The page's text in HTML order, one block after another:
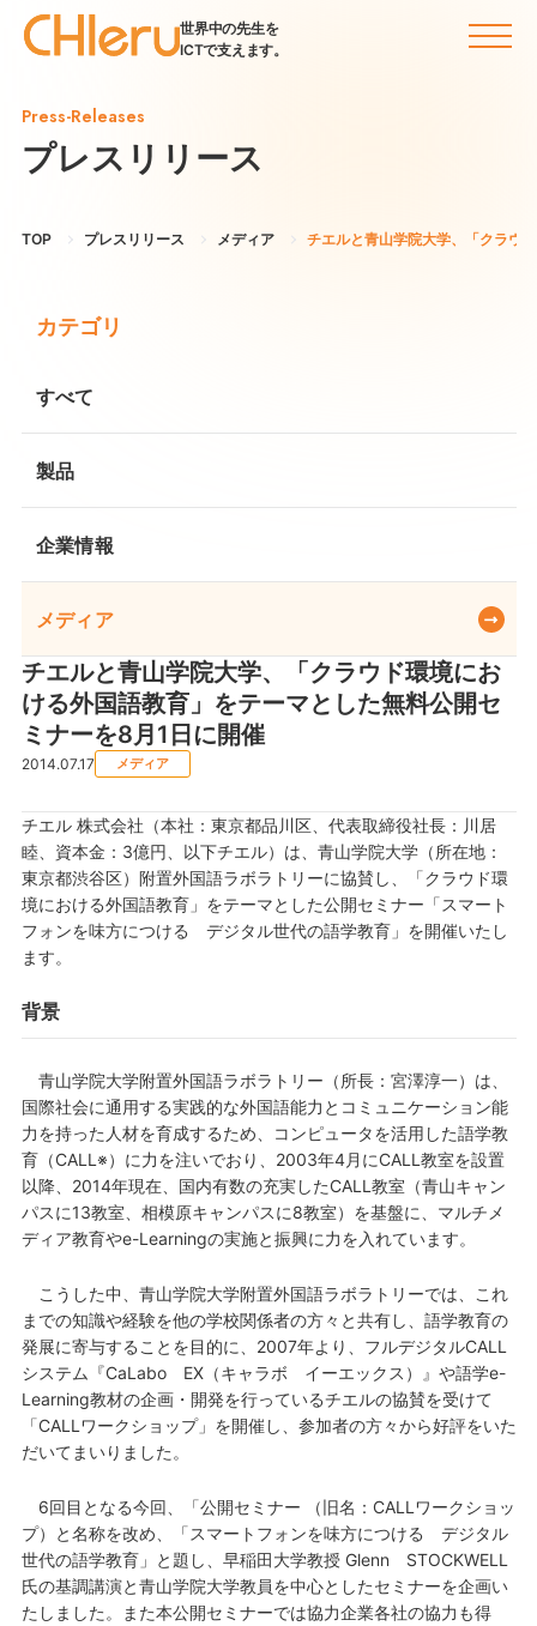
世界中の先生を
ICTで支えます。
Press-Releases
プレスリリース
TOP プレスリリース メディア チエルと青山学院大学、「クラウ
カテゴリ
すべて
製品
企業情報
メディア
チエルと青山学院大学、「クラウド環境にお
ける外国語教育」をテーマとした無料公開セ
ミナーを8月1日に開催
2014.07.17 メディア
チエル 株式会社（本社：東京都品川区、代表取締役社長：川居
睦、資本金：3億円、以下チエル）は、青山学院大学（所在地：
東京都渋谷区）附置外国語ラボラトリーに協賛し、「クラウド環
境における外国語教育」をテーマとした公開セミナー「スマート
フォンを味方につける デジタル世代の語学教育」を開催いたし
ます。
背景
青山学院大学附置外国語ラボラトリー（所長：宮澤淳一）は、
国際社会に通用する実践的な外国語能力とコミュニケーション能
力を持った人材を育成するため、コンピュータを活用した語学教
育（CALL※）に力を注いでおり、2003年4月にCALL教室を設置
以降、2014年現在、国内有数の充実したCALL教室（青山キャン
パスに13教室、相模原キャンパスに8教室）を基盤に、マルチメ
ディア教育やe-Learningの実施と振興に力を入れています。
こうした中、青山学院大学附置外国語ラボラトリーでは、これ
までの知識や経験を他の学校関係者の方々と共有し、語学教育の
発展に寄与することを目的に、2007年より、フルデジタルCALL
システム『CaLabo EX（キャラボ イーエックス）』や語学e-
Learning教材の企画・開発を行っているチエルの協賛を受けて
「CALLワークショップ」を開催し、参加者の方々から好評をいた
だいてまいりました。
6回目となる今回、「公開セミナー （旧名：CALLワークショッ
プ）と名称を改め、「スマートフォンを味方につける デジタル
世代の語学教育」と題し、早稲田大学教授 Glenn STOCKWELL
氏の基調講演と青山学院大学教員を中心としたセミナーを企画い
たしました。また本公開セミナーでは協力企業各社の協力も得